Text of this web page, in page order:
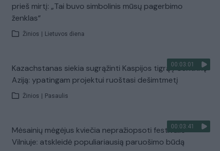
prieš mirtį: „Tai buvo simbolinis mūsų pagerbimo
ženklas“
Žinios Lietuvos diena
00:03:01
Kazachstanas siekia sugrąžinti Kaspijos tigrą į Centrinę
Aziją: ypatingam projektui ruoštasi dešimtmetį
Žinios Pasaulis
00:03:41
Mėsainių mėgėjus kviečia nepražiopsoti festivalio
Vilniuje: atskleidė populiariausią paruošimo būdą